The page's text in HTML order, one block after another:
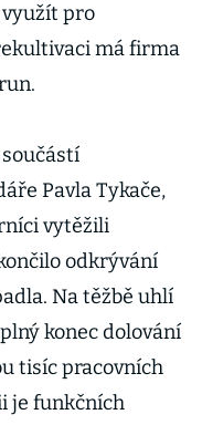
pro
má firma
Pavla Tykače,
vytěžili
odkrývání
Na těžbě uhlí
konec dolování
tisíc pracovních
je funkčních